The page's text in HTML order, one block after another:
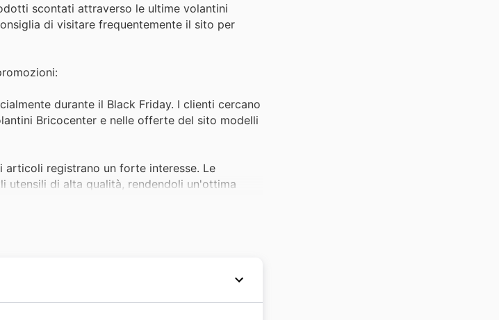
scontati attraverso le ultime volantini
di visitare frequentemente il sito per
durante il Black Friday. I clienti cercano
Bricocenter e nelle offerte del sito modelli
registrano un forte interesse. Le
utensili di alta qualità, rendendoli un'ottima
è un desiderio comune, e il Black Friday è il
e sistemi di illuminazione smart, facilmente